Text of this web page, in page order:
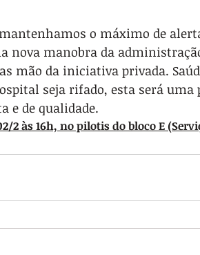
o máximo de
nova manobra da
mão da iniciativa privada.
seja rifado, esta será uma
e de qualidade.
2 às 16h, no pilotis do bloco E